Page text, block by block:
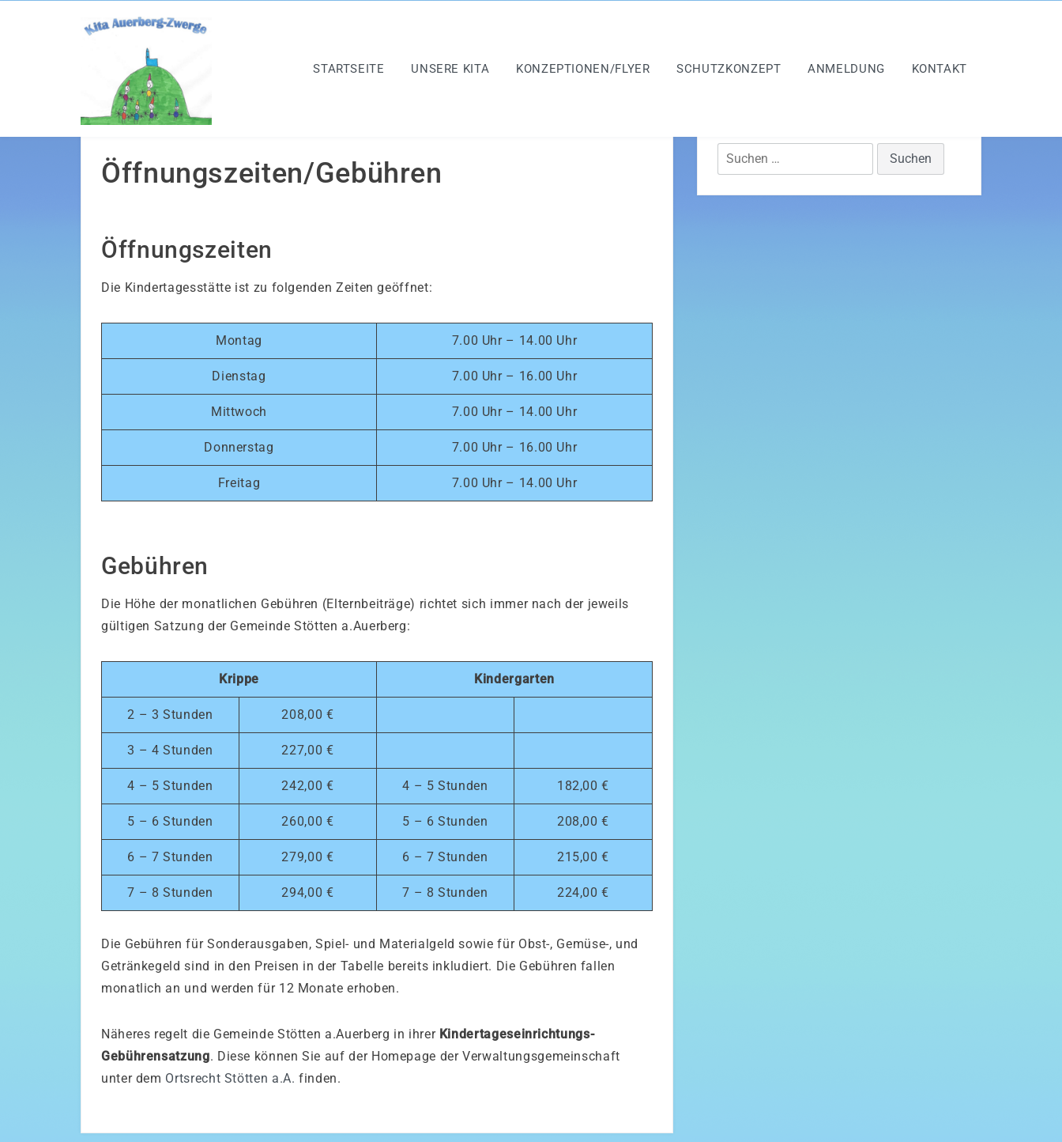
STARTSEITE UNSERE KITA KONZEPTIONEN/FLYER SCHUTZKONZEPT ANMELDUNG KONTAKT
Öffnungszeiten/Gebühren
Öffnungszeiten
Die Kindertagesstätte ist zu folgenden Zeiten geöffnet:
Montag 7.00 Uhr – 14.00 Uhr
Dienstag 7.00 Uhr – 16.00 Uhr
Mittwoch 7.00 Uhr – 14.00 Uhr
Donnerstag 7.00 Uhr – 16.00 Uhr
Freitag 7.00 Uhr – 14.00 Uhr
Gebühren
Die Höhe der monatlichen Gebühren (Elternbeiträge) richtet sich immer nach der jeweils
gültigen Satzung der Gemeinde Stötten a.Auerberg:
Krippe Kindergarten
2 – 3 Stunden 208,00 €
3 – 4 Stunden 227,00 €
4 – 5 Stunden 242,00 € 4 – 5 Stunden 182,00 €
5 – 6 Stunden 260,00 € 5 – 6 Stunden 208,00 €
6 – 7 Stunden 279,00 € 6 – 7 Stunden 215,00 €
7 – 8 Stunden 294,00 € 7 – 8 Stunden 224,00 €
Die Gebühren für Sonderausgaben, Spiel- und Materialgeld sowie für Obst-, Gemüse-, und
Getränkegeld sind in den Preisen in der Tabelle bereits inkludiert. Die Gebühren fallen
monatlich an und werden für 12 Monate erhoben.
Näheres regelt die Gemeinde Stötten a.Auerberg in ihrer Kindertageseinrichtungs-
Gebührensatzung. Diese können Sie auf der Homepage der Verwaltungsgemeinschaft
unter dem Ortsrecht Stötten a.A. finden.
Suchen
nach: